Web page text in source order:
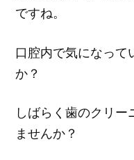
ですね。
口腔内で気になって
か？
しばらく歯のクリー
ませんか？